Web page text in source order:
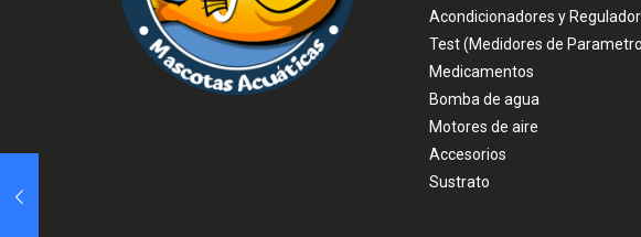
Acondicionadores y
Test (Medidores de
Medicamentos
Bomba de agua
Motores de aire
Accesorios
Sustrato